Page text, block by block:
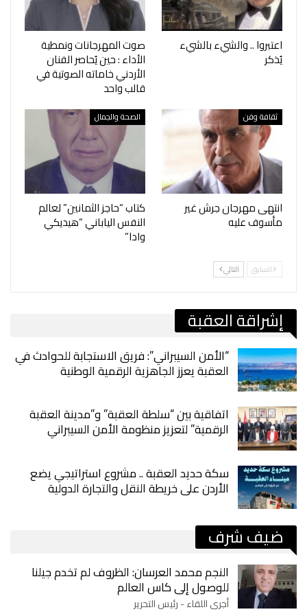
اعتبروا .. والشيء بالشيء
يُذكر
صوت المهرجانات ونمطية
الأداء : حين يُحاصر الفنان
الأردني خاماته الصوتية في
قالب واحد
ثقافة وفن
انتهى مهرجان جرش غير
مأسوف عليه
الصحة والجمال
كتاب “حاجز الثمانين” لعالم
النفس الياباني “هيديكي
وادا”
السابق التالي
إشراقة العقبة
“الأمن السيبراني”: فريق الاستجابة للحوادث في
العقبة يعزز الجاهزية الرقمية الوطنية
اتفاقية بين “سلطة العقبة” و”مدينة العقبة
الرقمية” لتعزيز منظومة الأمن السيبراني
سكة حديد العقبة .. مشروع استراتيجي يضع
الأردن على خريطة النقل والتجارة الدولية
ضيف شرف
النجم محمد العرسان: الظروف لم تخدم جيلنا
للوصول إلى كاس العالم
أجرى اللقاء - رئيس التحرير